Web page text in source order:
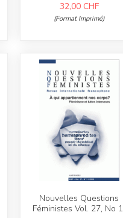
32,00 CHF
(Format Imprimé)
Nouvelles Questions
Féministes Vol. 27, No 1